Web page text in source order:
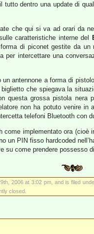
dentro una update di
che qui si va ad orari da
caratteristiche interne del
di piconet gestite da
per intercettare una
antennone a forma di
che spiegava la
grossa pistola nera
non ha potuto venire
telefoni Bluetooth con
come implementato ora
un PIN fisso hardcoded
su come prendere possesso
2006 at 3:02 pm, and is filed
closed.